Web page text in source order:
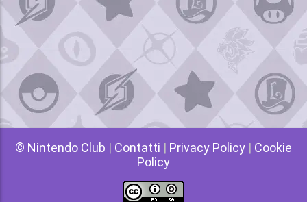
© Nintendo Club | Contatti | Privacy Policy | Cookie
Policy